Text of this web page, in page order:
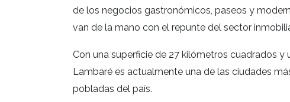
de los negocios gastronómicos, paseos y
van de la mano con el repunte del sector
Con una superficie de 27 kilómetros cuadrados
Lambaré es actualmente una de las ciudades
pobladas del país.